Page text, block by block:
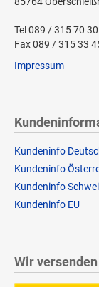
Tel 089 / 315 70 30
Fax 089 / 315 33
Impressum
Kundeninfo
Kundeninfo
Kundeninfo
Kundeninfo EU
Wir